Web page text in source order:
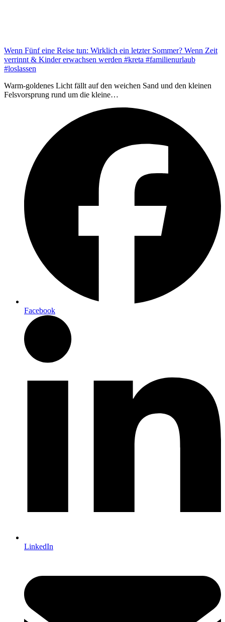
Wenn Fünf eine Reise tun: Wirklich ein letzter Sommer? Wenn Zeit
verrinnt & Kinder erwachsen werden #kreta #familienurlaub
#loslassen
Warm-goldenes Licht fällt auf den weichen Sand und den kleinen
Felsvorsprung rund um die kleine…
Facebook
LinkedIn